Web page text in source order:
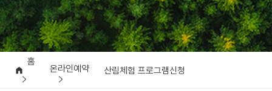
홈
온라인예약 산림체험 프로그램신청